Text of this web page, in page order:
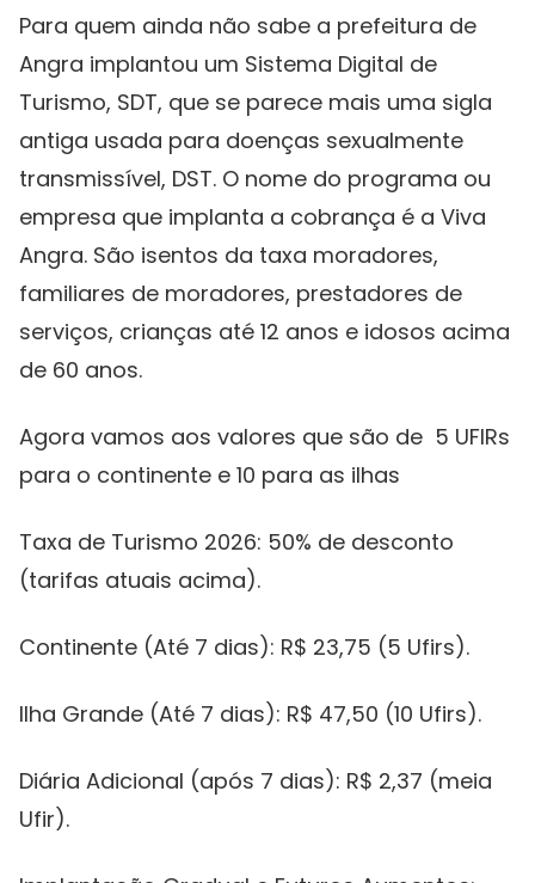
Para quem ainda não sabe a prefeitura de
Angra implantou um Sistema Digital de
Turismo, SDT, que se parece mais uma sigla
antiga usada para doenças sexualmente
transmissível, DST. O nome do programa ou
empresa que implanta a cobrança é a Viva
Angra. São isentos da taxa moradores,
familiares de moradores, prestadores de
serviços, crianças até 12 anos e idosos acima
de 60 anos.
Agora vamos aos valores que são de 5 UFIRs
para o continente e 10 para as ilhas
Taxa de Turismo 2026: 50% de desconto
(tarifas atuais acima).
Continente (Até 7 dias): R$ 23,75 (5 Ufirs).
Ilha Grande (Até 7 dias): R$ 47,50 (10 Ufirs).
Diária Adicional (após 7 dias): R$ 2,37 (meia
Ufir).